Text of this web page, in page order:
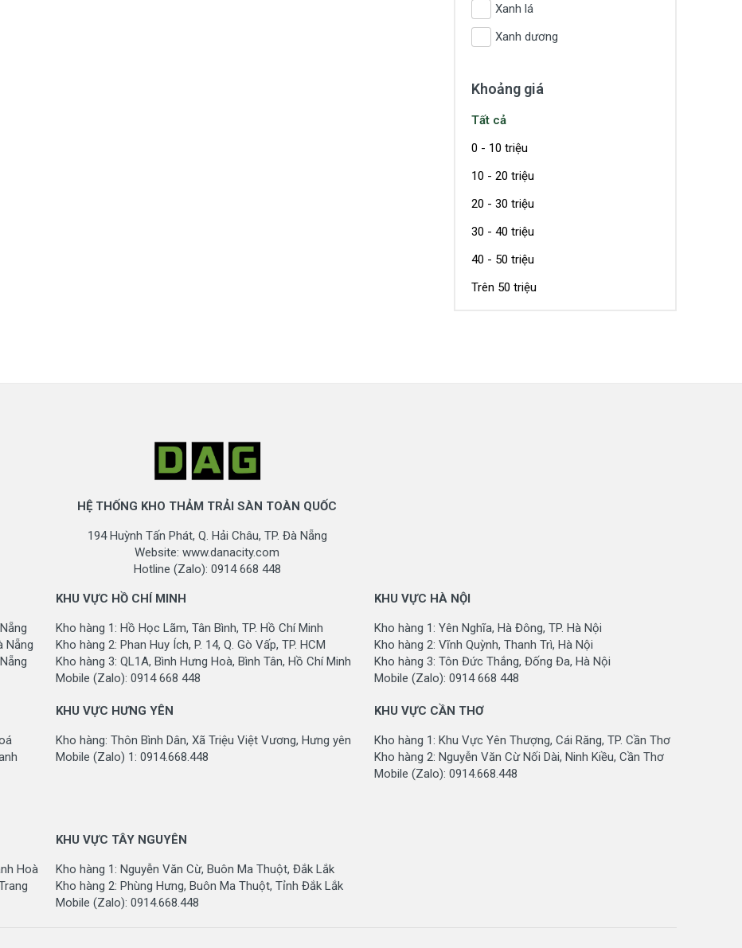
Xanh lá
Xanh dương
Khoảng giá
Tất cả
0 - 10 triệu
10 - 20 triệu
20 - 30 triệu
30 - 40 triệu
40 - 50 triệu
Trên 50 triệu
HỆ THỐNG KHO THẢM TRẢI SÀN TOÀN QUỐC
194 Huỳnh Tấn Phát, Q. Hải Châu, TP. Đà Nẵng
Website: www.danacity.com
Hotline (Zalo): 0914 668 448
Nẵng
KHU VỰC HỒ CHÍ MINH
Kho hàng 1: Hồ Học Lãm, Tân Bình, TP. Hồ Chí Minh
Kho hàng 2: Phan Huy Ích, P. 14, Q. Gò Vấp, TP. HCM
Kho hàng 3: QL1A, Bình Hưng Hoà, Bình Tân, Hồ Chí Minh
Mobile (Zalo): 0914 668 448
KHU VỰC HÀ NỘI
Kho hàng 1: Yên Nghĩa, Hà Đông, TP. Hà Nội
Kho hàng 2: Vĩnh Quỳnh, Thanh Trì, Hà Nội
Kho hàng 3: Tôn Đức Thắng, Đống Đa, Hà Nội
Mobile (Zalo): 0914 668 448
KHU VỰC HƯNG YÊN
Kho hàng: Thôn Bình Dân, Xã Triệu Việt Vương, Hưng yên
Mobile (Zalo) 1: 0914.668.448
KHU VỰC CẦN THƠ
Kho hàng 1: Khu Vực Yên Thượng, Cái Răng, TP. Cần Thơ
Kho hàng 2: Nguyễn Văn Cừ Nối Dài, Ninh Kiều, Cần Thơ
Mobile (Zalo): 0914.668.448
Hoà
KHU VỰC TÂY NGUYÊN
Kho hàng 1: Nguyễn Văn Cừ, Buôn Ma Thuột, Đắk Lắk
Kho hàng 2: Phùng Hưng, Buôn Ma Thuột, Tỉnh Đắk Lắk
Mobile (Zalo): 0914.668.448